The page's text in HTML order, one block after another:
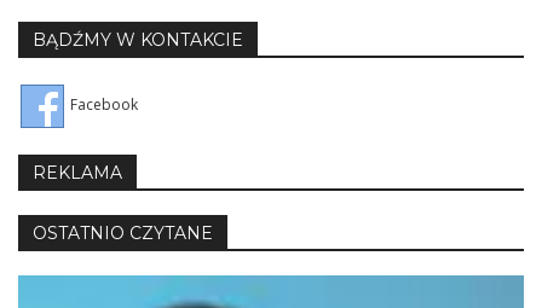
BĄDŹMY W KONTAKCIE
Facebook
REKLAMA
OSTATNIO CZYTANE